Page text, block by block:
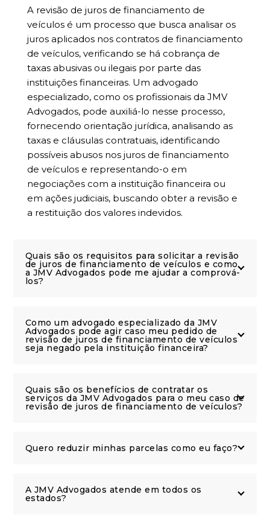
A revisão de juros de financiamento de
veículos é um processo que busca analisar os
juros aplicados nos contratos de financiamento
de veículos, verificando se há cobrança de
taxas abusivas ou ilegais por parte das
instituições financeiras. Um advogado
especializado, como os profissionais da JMV
Advogados, pode auxiliá-lo nesse processo,
fornecendo orientação jurídica, analisando as
taxas e cláusulas contratuais, identificando
possíveis abusos nos juros de financiamento
de veículos e representando-o em
negociações com a instituição financeira ou
em ações judiciais, buscando obter a revisão e
a restituição dos valores indevidos.
Quais são os requisitos para solicitar a revisão
de juros de financiamento de veículos e como
a JMV Advogados pode me ajudar a comprová-
los?
Como um advogado especializado da JMV
Advogados pode agir caso meu pedido de
revisão de juros de financiamento de veículos
seja negado pela instituição financeira?
Quais são os benefícios de contratar os
serviços da JMV Advogados para o meu caso de
revisão de juros de financiamento de veículos?
Quero reduzir minhas parcelas como eu faço?
A JMV Advogados atende em todos os
estados?